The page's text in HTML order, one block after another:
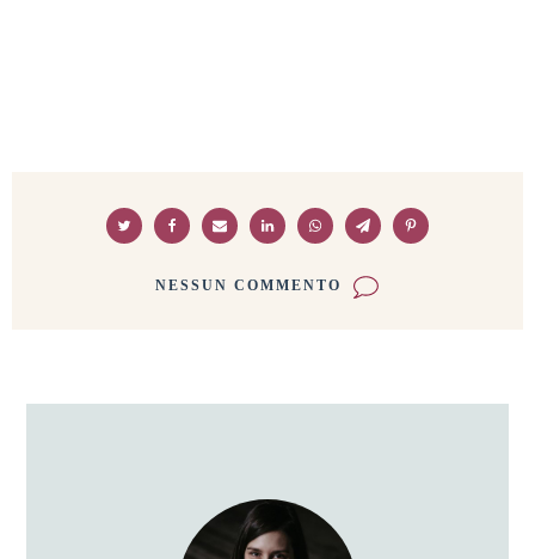
NESSUN COMMENTO